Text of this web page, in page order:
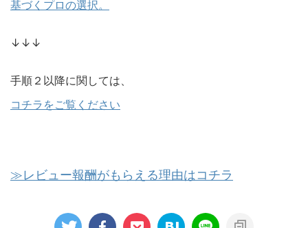
基づくプロの選択。
↓↓↓
手順２以降に関しては、
コチラをご覧ください
≫レビュー報酬がもらえる理由はコチラ